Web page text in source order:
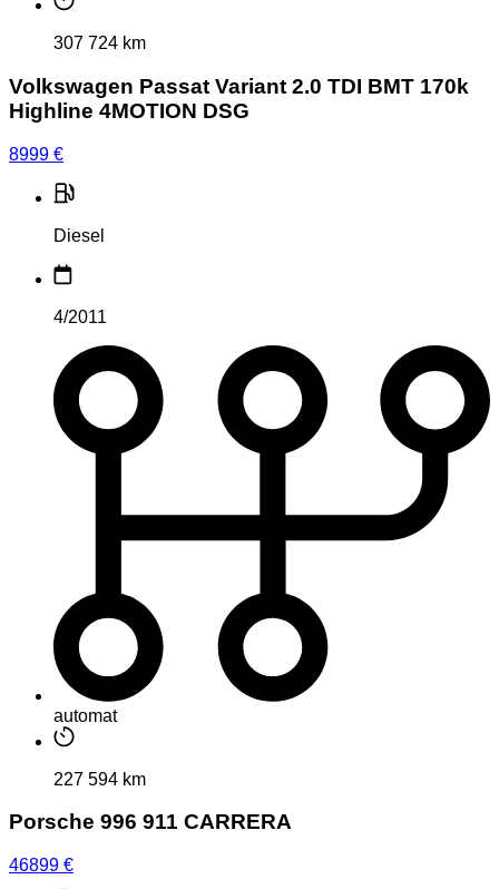
307 724 km
Volkswagen Passat Variant 2.0 TDI BMT 170k
Highline 4MOTION DSG
8999 €
Diesel
4/2011
automat
227 594 km
Porsche 996 911 CARRERA
46899 €